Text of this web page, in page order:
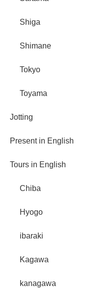
Shiga
Shimane
Tokyo
Toyama
Jotting
Present in English
Tours in English
Chiba
Hyogo
ibaraki
Kagawa
kanagawa